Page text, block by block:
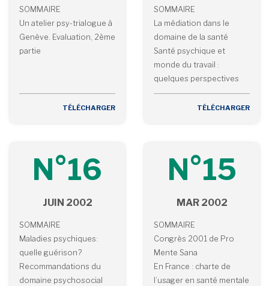
SOMMAIRE
Un atelier psy-trialogue à
Genève. Evaluation, 2ème
partie
TÉLÉCHARGER
SOMMAIRE
La médiation dans le
domaine de la santé
Santé psychique et
monde du travail :
quelques perspectives
TÉLÉCHARGER
N°16
JUIN 2002
SOMMAIRE
Maladies psychiques:
quelle guérison?
Recommandations du
domaine psychosocial
N°15
MAR 2002
SOMMAIRE
Congrès 2001 de Pro
Mente Sana
En France : charte de
l’usager en santé mentale